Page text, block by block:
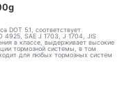
DOT 5.1, соответствует
4925, SAE J 1703, J 1704, JIS
в классе, выдерживает высокие
тормозной системы, в том
для любых тормозных систем